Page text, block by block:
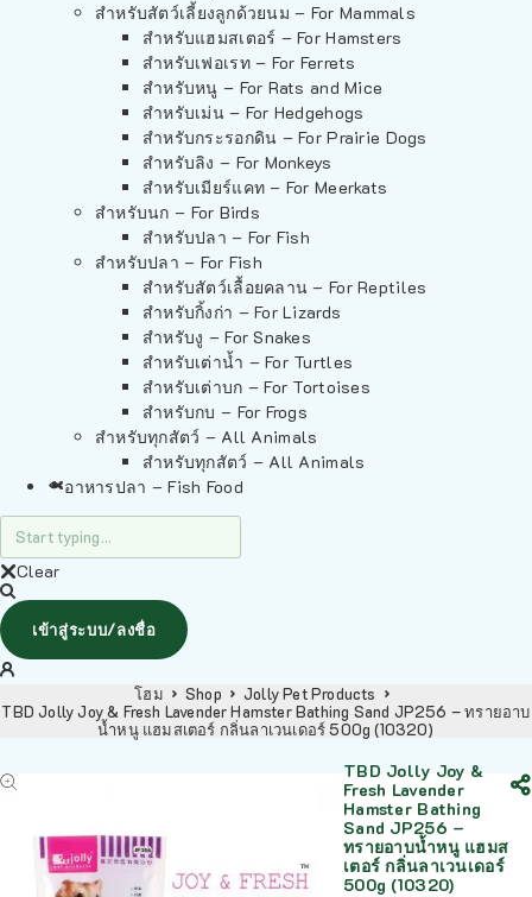
สำหรับสัตว์เลี้ยงลูกด้วยนม – For Mammals
สำหรับแฮมสเตอร์ – For Hamsters
สำหรับเฟอเรท – For Ferrets
สำหรับหนู – For Rats and Mice
สำหรับเม่น – For Hedgehogs
สำหรับกระรอกดิน – For Prairie Dogs
สำหรับลิง – For Monkeys
สำหรับเมียร์แคท – For Meerkats
สำหรับนก – For Birds
สำหรับปลา – For Fish
สำหรับปลา – For Fish
สำหรับสัตว์เลื้อยคลาน – For Reptiles
สำหรับกิ้งก่า – For Lizards
สำหรับงู – For Snakes
สำหรับเต่าน้ำ – For Turtles
สำหรับเต่าบก – For Tortoises
สำหรับกบ – For Frogs
สำหรับทุกสัตว์ – All Animals
สำหรับทุกสัตว์ – All Animals
อาหารปลา – Fish Food
Clear
เข้าสู่ระบบ/ลงชื่อ
โฮม Shop
Jolly Pet Products
TBD Jolly Joy & Fresh Lavender Hamster Bathing Sand JP256 – ทรายอาบ
น้ำหนู แฮมสเตอร์ กลิ่นลาเวนเดอร์ 500g (10320)
TBD Jolly Joy &
Fresh Lavender
Hamster Bathing
Sand JP256 –
ทรายอาบน้ำหนู แฮมส
เตอร์ กลิ่นลาเวนเดอร์
500g (10320)